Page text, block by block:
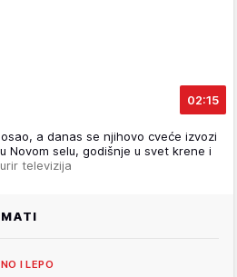
02:15
a danas se njihovo cveće izvozi
Novom selu, godišnje u svet krene i
televizija
I LEPO